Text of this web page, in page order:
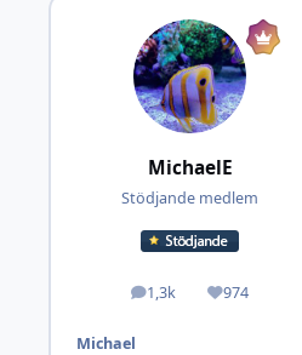
MichaelE
Stödjande medlem
1,3k
Inlägg 974
Omdöme
Michael